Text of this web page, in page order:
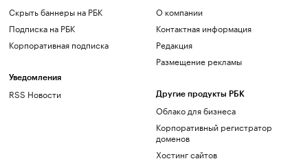
Скрыть баннеры на РБК
Подписка на РБК
Корпоративная подписка
Уведомления
RSS Новости
О компании
Контактная информация
Редакция
Размещение рекламы
Другие продукты РБК
Облако для бизнеса
Корпоративный регистратор
доменов
Хостинг сайтов